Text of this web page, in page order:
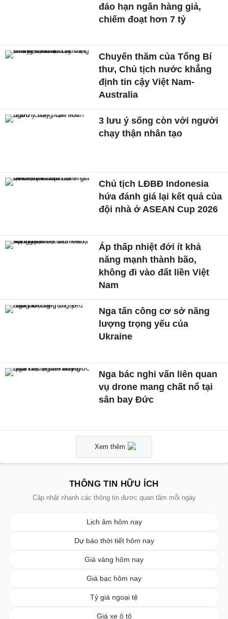
đáo hạn ngân hàng giả,
chiếm đoạt hơn 7 tỷ
Chuyến thăm của Tổng Bí
thư, Chủ tịch nước khẳng
định tin cậy Việt Nam-
Australia
3 lưu ý sống còn với người
chạy thận nhân tạo
Chủ tịch LĐBĐ Indonesia
hứa đánh giá lại kết quả của
đội nhà ở ASEAN Cup 2026
Áp thấp nhiệt đới ít khả
năng mạnh thành bão,
không đi vào đất liền Việt
Nam
Nga tấn công cơ sở năng
lượng trọng yếu của
Ukraine
Nga bác nghi vấn liên quan
vụ drone mang chất nổ tại
sân bay Đức
Xem thêm
THÔNG TIN HỮU ÍCH
Cập nhật nhanh các thông tin được quan tâm mỗi ngày
Lịch âm hôm nay
Dự báo thời tiết hôm nay
Giá vàng hôm nay
Giá bạc hôm nay
Tỷ giá ngoại tệ
Giá xe ô tô